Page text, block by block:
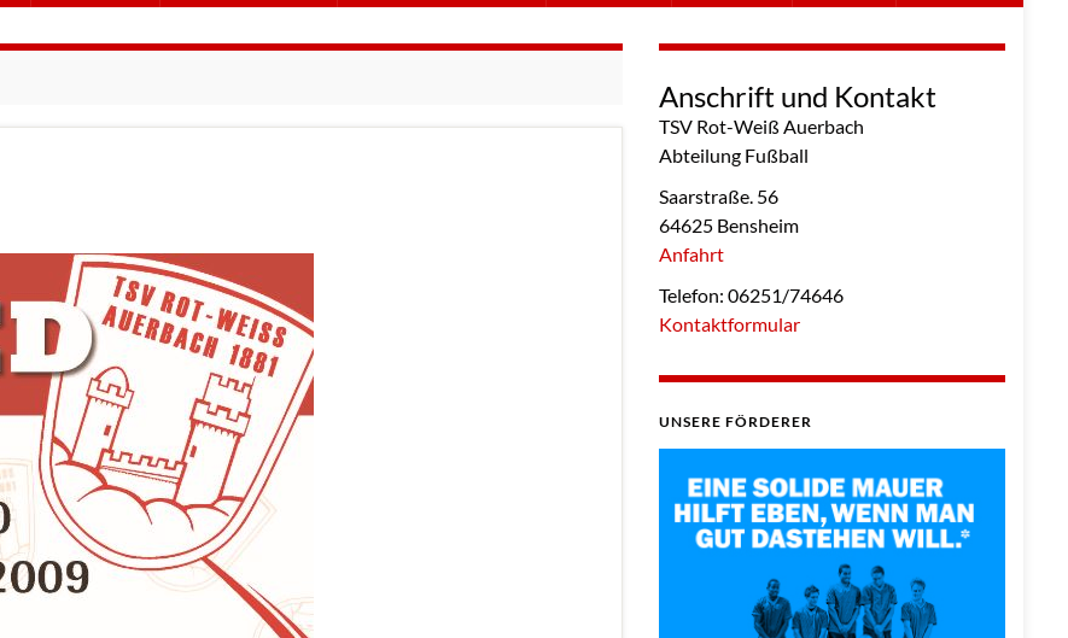
Anschrift und Kontakt
TSV Rot-Weiß Auerbach
Abteilung Fußball
Saarstraße. 56
64625 Bensheim
Anfahrt
Telefon: 06251/74646
Kontaktformular
UNSERE FÖRDERER